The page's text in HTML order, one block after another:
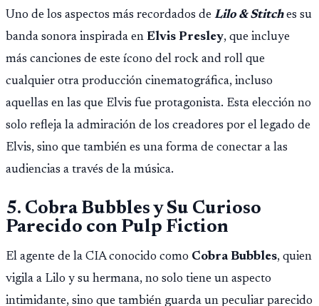
Uno de los aspectos más recordados de Lilo & Stitches su
banda sonora inspirada en Elvis Presley, que incluye
más canciones de este ícono del rock and roll que
cualquier otra producción cinematográfica, incluso
aquellas en las que Elvis fue protagonista. Esta elección no
solo refleja la admiración de los creadores por el legado de
Elvis, sino que también es una forma de conectar a las
audiencias a través de la música.
5. Cobra Bubbles y Su Curioso
Parecido con Pulp Fiction
El agente de la CIA conocido como Cobra Bubbles, quien
vigila a Lilo y su hermana, no solo tiene un aspecto
intimidante, sino que también guarda un peculiar parecido